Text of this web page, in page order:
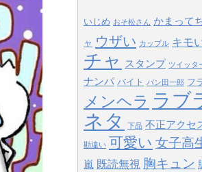
いじめ おそ松さん かまって
ャ ウザい カップル キモ
チャ
スタンプ ツイッタ
ナンパ バイト パン田一郎 フ
メンヘラ ラブ
ネタ
下品 不正アクセ
勘違い 可愛い 女子高
嵐 既読無視 胸キュン